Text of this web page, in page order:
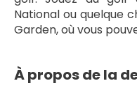
National ou quelque
Garden, où vous
À propos de la